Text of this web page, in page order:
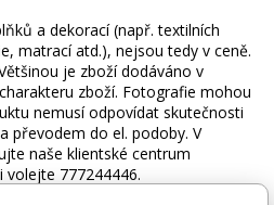
a dekorací (např. textilních
matrací atd.), nejsou tedy v ceně.
je zboží dodáváno v
zboží. Fotografie mohou
nemusí odpovídat skutečnosti
převodem do el. podoby. V
naše klientské centrum
volejte 777244446.